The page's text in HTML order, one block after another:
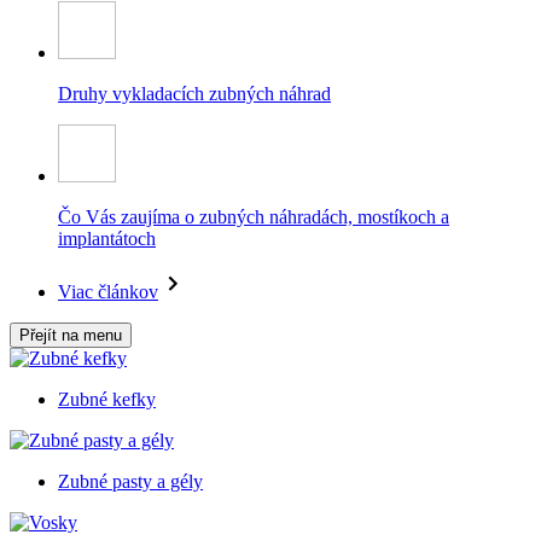
Druhy vykladacích zubných náhrad
Čo Vás zaujíma o zubných náhradách, mostíkoch a
implantátoch
Viac článkov
Přejít na menu
Zubné kefky
Zubné pasty a gély